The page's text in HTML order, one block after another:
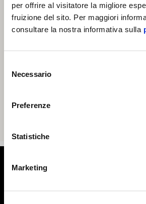
per offrire al visitatore la migliore
fruizione del sito. Per maggiori
consultare la nostra informativa sulla
delNecessario
Preferenze
Statistiche
Marketing